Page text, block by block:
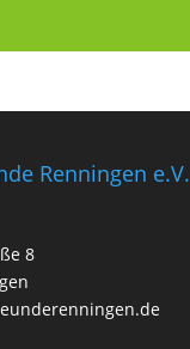
Renningen e.V.
8